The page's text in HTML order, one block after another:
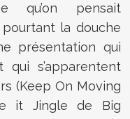
qu’on pensait
pourtant la douche
présentation qui
s’apparentent
(Keep On Moving
it Jingle de Big